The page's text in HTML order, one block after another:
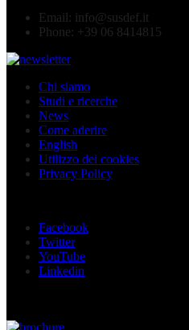
Email: info@susdef.it
Phone: +39 06 8414815
Chi siamo
Studi e ricerche
News
Come aderire
English
Utilizzo dei cookies
Privacy Policy
Facebook
Twitter
YouTube
Linkedin